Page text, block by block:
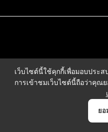
เว็บไซต์นี้ใช้คุกกี้เพื่อมอบประ
การเข้าชมเว็บไซต์นี้ถือว่าคุณ
ยอ